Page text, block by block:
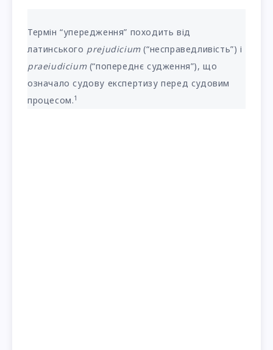
Термін “упередження” походить від
латинського prejudicium(“несправедливість”) і
praeiudicium(“попереднє судження”), що
означало судову експертизу перед судовим
процесом.1